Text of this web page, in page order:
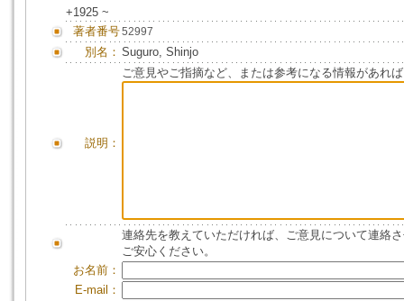
+1925 ~
著者番号52997
別名： Suguro, Shinjo
説明：
ご意見やご指摘など、または参考になる情報があれ
連絡先を教えていただければ、ご意見について連絡
ご安心ください。
お名前：
E-mail：